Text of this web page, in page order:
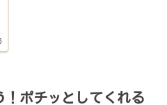
！ポチッとしてくれる